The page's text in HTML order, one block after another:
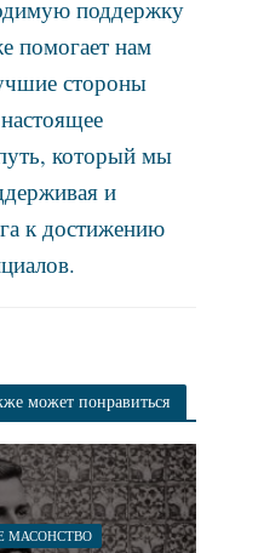
поддержку
помогает нам
стороны
который мы
и
к достижению
может понравиться
МАСОНСТВО